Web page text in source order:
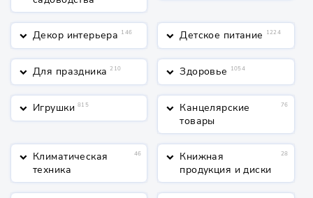
keyboard_arrow_down Декор интерьера 146 keyboard_arrow_down Детское питание 1224
keyboard_arrow_down Для праздника 210 keyboard_arrow_down Здоровье 1054
keyboard_arrow_down Игрушки 815 keyboard_arrow_down Канцелярские
товары
76
keyboard_arrow_down Климатическая
техника
46 keyboard_arrow_down Книжная
продукция и диски
28